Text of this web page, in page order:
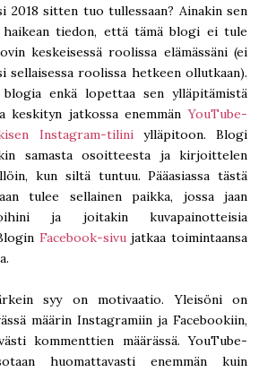
2018 sitten tuo tullessaan? Ainakin sen
haikean tiedon, että tämä blogi ei tule
keskeisessä roolissa elämässäni (ei
sellaisessa roolissa hetkeen ollutkaan).
enkä lopettaa sen ylläpitämistä
keskityn jatkossa enemmänYouTube-
Instagram-tiliniylläpitoon. Blogi
samasta osoitteesta ja kirjoittelen
kun siltä tuntuu. Pääasiassa tästä
tulee sellainen paikka, jossa jaan
ja joitakin kuvapainotteisia
Facebook-sivujatkaa toimintaansa
syy on motivaatio. Yleisöni on
määrin Instagramiin ja Facebookiin,
kommenttien määrässä. YouTube-
huomattavasti enemmän kuin